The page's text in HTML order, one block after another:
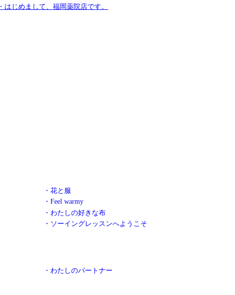
・はじめまして、福岡薬院店です。
・花と服
・Feel warmy
・わたしの好きな布
・ソーイングレッスンへようこそ
・わたしのパートナー